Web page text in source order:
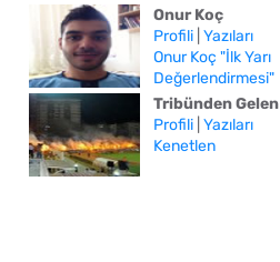
Onur Koç
Profili| Yazıları
Onur Koç "İlk Yarı
Değerlendirmesi"
Tribünden Gelen
Profili| Yazıları
Kenetlen